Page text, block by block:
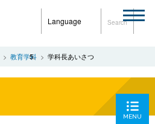
Language Search
教育学科 学科長あいさつ
MENU